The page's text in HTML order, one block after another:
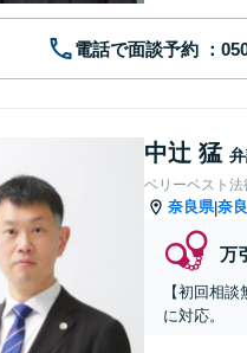
電話で面談予約
中辻 猛
ベリーベスト
奈良県|奈
万
【初回相
に対応。